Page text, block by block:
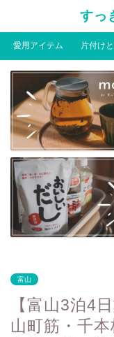
すっ
愛用アイテム 片付け
富山
【富山3泊4
山町筋・千